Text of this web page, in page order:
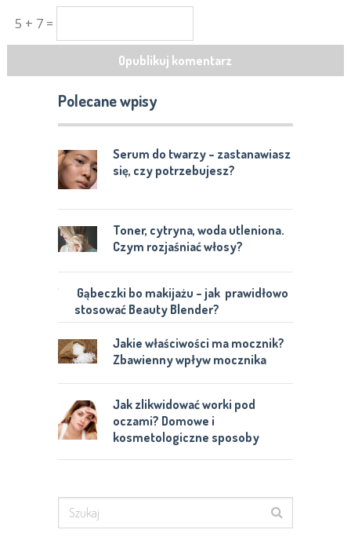
5 + 7 =
Polecane wpisy
Serum do twarzy – zastanawiasz
się, czy potrzebujesz?
Toner, cytryna, woda utleniona.
Czym rozjaśniać włosy?
Gąbeczki bo makijażu – jak prawidłowo
stosować Beauty Blender?
Jakie właściwości ma mocznik?
Zbawienny wpływ mocznika
Jak zlikwidować worki pod
oczami? Domowe i
kosmetologiczne sposoby